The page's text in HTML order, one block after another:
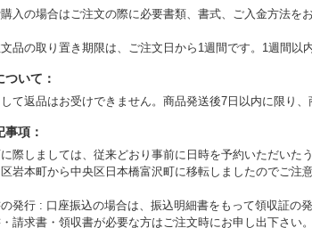
入の場合はご注文の際に必要書類、書式、ご入金方法をお
品の取り置き期限は、ご注文日から1週間です。1週間以
ついて：
て返品はお受けできません。商品発送後7日以内に限り
事項：
に際しましては、従来どおり事前に日時を予約いただいた
岩本町から中央区日本橋富沢町に移転しましたのでご注意
発行 : 口座振込の場合は、振込明細書をもって領収証の
請求書・領収書が必要な方はご注文時にお申し出下さい。